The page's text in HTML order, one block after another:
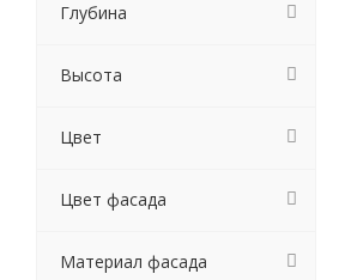
Глубина
Высота
Цвет
Цвет фасада
Материал фасада